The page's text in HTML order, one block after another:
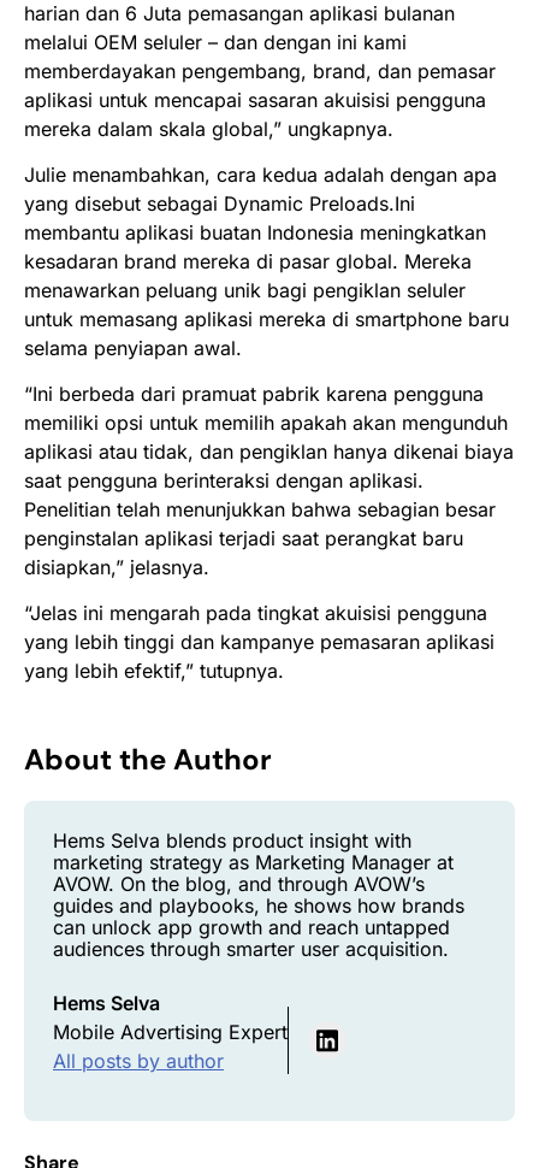
harian dan 6 Juta pemasangan aplikasi bulanan
melalui OEM seluler – dan dengan ini kami
memberdayakan pengembang, brand, dan pemasar
aplikasi untuk mencapai sasaran akuisisi pengguna
mereka dalam skala global,” ungkapnya.
Julie menambahkan, cara kedua adalah dengan apa
yang disebut sebagai Dynamic Preloads.Ini
membantu aplikasi buatan Indonesia meningkatkan
kesadaran brand mereka di pasar global. Mereka
menawarkan peluang unik bagi pengiklan seluler
untuk memasang aplikasi mereka di smartphone baru
selama penyiapan awal.
“Ini berbeda dari pramuat pabrik karena pengguna
memiliki opsi untuk memilih apakah akan mengunduh
aplikasi atau tidak, dan pengiklan hanya dikenai biaya
saat pengguna berinteraksi dengan aplikasi.
Penelitian telah menunjukkan bahwa sebagian besar
penginstalan aplikasi terjadi saat perangkat baru
disiapkan,” jelasnya.
“Jelas ini mengarah pada tingkat akuisisi pengguna
yang lebih tinggi dan kampanye pemasaran aplikasi
yang lebih efektif,” tutupnya.
About the Author
Hems Selva blends product insight with
marketing strategy as Marketing Manager at
AVOW. On the blog, and through AVOW’s
guides and playbooks, he shows how brands
can unlock app growth and reach untapped
audiences through smarter user acquisition.
Hems Selva
Mobile Advertising Expert
All posts by author
Share